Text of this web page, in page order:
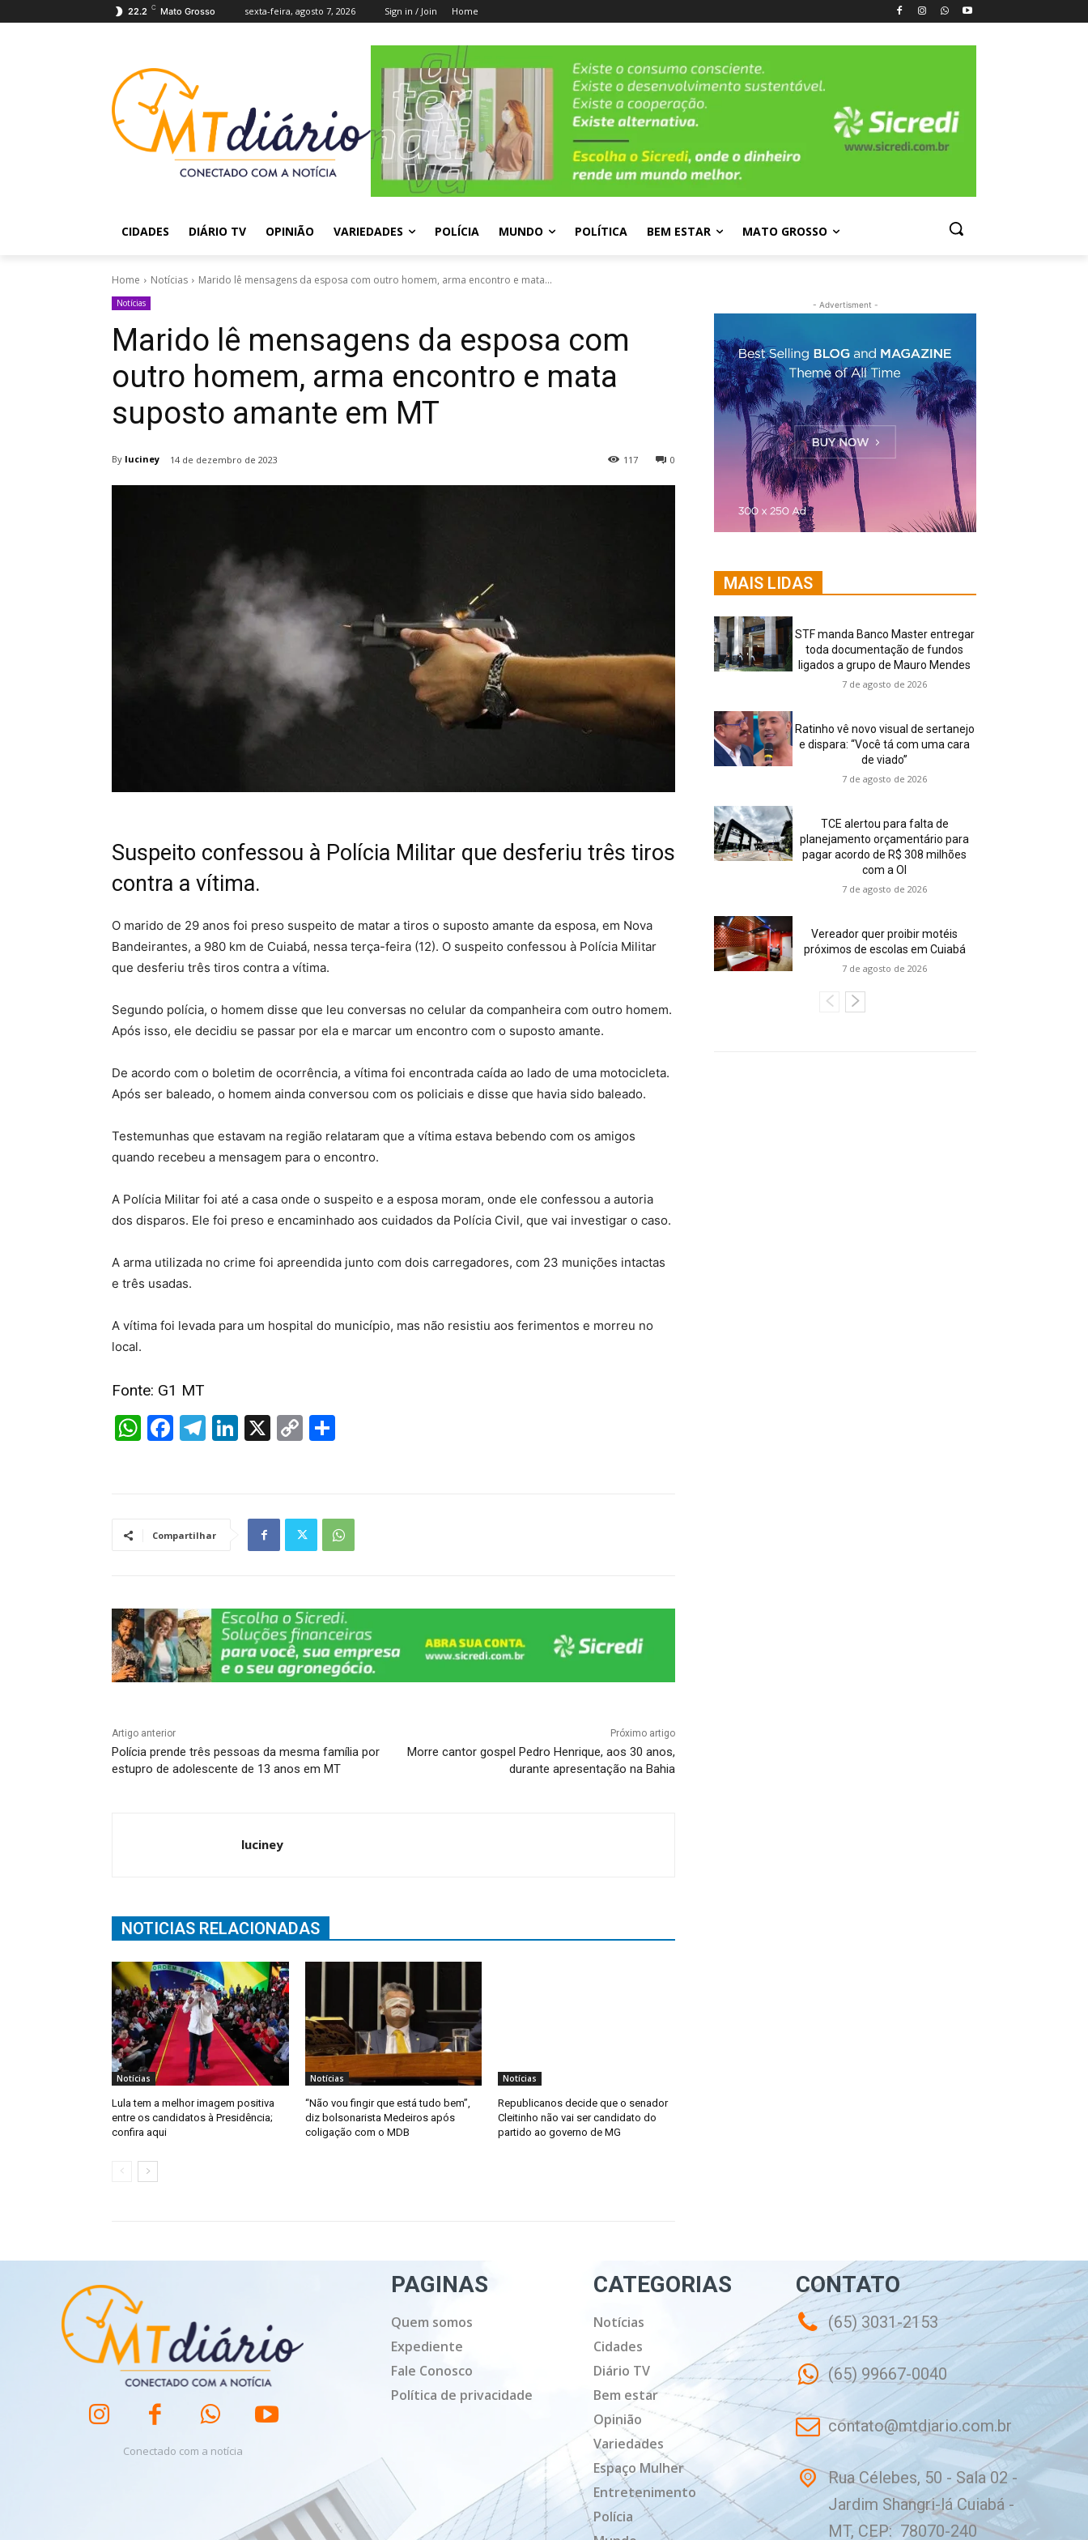
22.2 C Mato Grosso sexta-feira, agosto 7, 2026 Sign in / Join Home
CIDADES DIÁRIO TV OPINIÃO VARIEDADES POLÍCIA MUNDO POLÍTICA BEM ESTAR MATO GROSSO
Home Notícias Marido lê mensagens da esposa com outro homem, arma encontro e mata...
Notícias
Marido lê mensagens da esposa com
outro homem, arma encontro e mata
suposto amante em MT
By luciney 14 de dezembro de 2023 0
117
Suspeito confessou à Polícia Militar que desferiu três tiros
contra a vítima.
O marido de 29 anos foi preso suspeito de matar a tiros o suposto amante da esposa, em Nova
Bandeirantes, a 980 km de Cuiabá, nessa terça-feira (12). O suspeito confessou à Polícia Militar
que desferiu três tiros contra a vítima.
Segundo polícia, o homem disse que leu conversas no celular da companheira com outro homem.
Após isso, ele decidiu se passar por ela e marcar um encontro com o suposto amante.
De acordo com o boletim de ocorrência, a vítima foi encontrada caída ao lado de uma motocicleta.
Após ser baleado, o homem ainda conversou com os policiais e disse que havia sido baleado.
Testemunhas que estavam na região relataram que a vítima estava bebendo com os amigos
quando recebeu a mensagem para o encontro.
A Polícia Militar foi até a casa onde o suspeito e a esposa moram, onde ele confessou a autoria
dos disparos. Ele foi preso e encaminhado aos cuidados da Polícia Civil, que vai investigar o caso.
A arma utilizada no crime foi apreendida junto com dois carregadores, com 23 munições intactas
e três usadas.
A vítima foi levada para um hospital do município, mas não resistiu aos ferimentos e morreu no
local.
Fonte: G1 MT
W
A
F
b
k
T
a
Li
n
X
C
Li
n
Compartilhar
Artigo anterior
Polícia prende três pessoas da mesma família por
estupro de adolescente de 13 anos em MT
Próximo artigo
Morre cantor gospel Pedro Henrique, aos 30 anos,
durante apresentação na Bahia
luciney
NOTICIAS RELACIONADAS
Notícias
Lula tem a melhor imagem positiva
entre os candidatos à Presidência;
confira aqui
Notícias
“Não vou fingir que está tudo bem”,
diz bolsonarista Medeiros após
coligação com o MDB
Notícias
Republicanos decide que o senador
Cleitinho não vai ser candidato do
partido ao governo de MG
- Advertisment -
MAIS LIDAS
STF manda Banco Master entregar
toda documentação de fundos
ligados a grupo de Mauro Mendes
7 de agosto de 2026
Ratinho vê novo visual de sertanejo
e dispara: “Você tá com uma cara
de viado”
7 de agosto de 2026
TCE alertou para falta de
planejamento orçamentário para
pagar acordo de R$ 308 milhões
com a OI
7 de agosto de 2026
Vereador quer proibir motéis
próximos de escolas em Cuiabá
7 de agosto de 2026
Conectado com a notícia
PAGINAS
Quem somos
Expediente
Fale Conosco
Política de privacidade
CATEGORIAS
Notícias
Cidades
Diário TV
Bem estar
Opinião
Variedades
Espaço Mulher
Entretenimento
Polícia
CONTATO
(65) 3031-2153
(65) 99667-0040
contato@mtdiario.com.br
Rua Célebes, 50 - Sala 02 -
Jardim Shangri-lá Cuiabá -
MT, CEP: 78070-240